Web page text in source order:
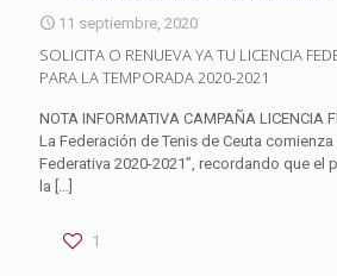
11 septiembre, 2020
SOLICITA O RENUEVA YA TU LICENCIA
PARA LA TEMPORADA 2020-2021
NOTA INFORMATIVA CAMPAÑA LICENCIA
La Federación de Tenis de Ceuta
Federativa 2020-2021”, recordando que el
la […]
1